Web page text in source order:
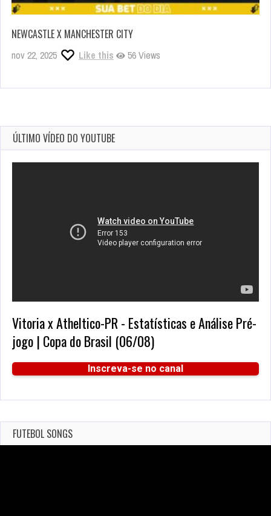
NEWCASTLE X MANCHESTER CITY
nov 22, 2025 Like this 56 Views
ÚLTIMO VÍDEO DO YOUTUBE
Vitoria x Atheltico-PR - Estatísticas e Análise Pré-
jogo | Copa do Brasil (06/08)
Inscreva-se no canal
FUTEBOL SONGS